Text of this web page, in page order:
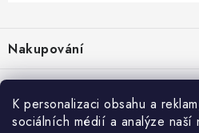
K personalizaci obsahu a
sociálních médií a analýze naší
p
a
Nakupování
Jak nakupovat
Obchodní podmínky
Reklamace / vrácení zboží